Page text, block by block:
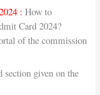
: How to
Card 2024?
of the commission
section given on the